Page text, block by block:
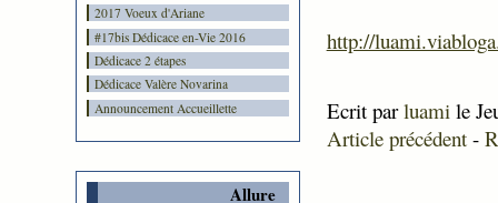
2017 Voeux d'Ariane
#17bis Dédicace en-Vie 2016
Dédicace 2 étapes
Dédicace Valère Novarina
Announcement Accueillette
Allure
http://
Ecrit parluami le
Article précédent-